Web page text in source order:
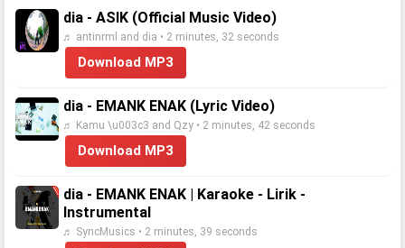
dia - ASIK (Official Music Video)
♬ antinrml and dia • 2 minutes, 32 seconds
Download MP3
dia - EMANK ENAK (Lyric Video)
♬ Kamu \u003c3 and Qzy • 2 minutes, 42 seconds
Download MP3
dia - EMANK ENAK | Karaoke - Lirik -
Instrumental
♬ SyncMusics • 2 minutes, 39 seconds